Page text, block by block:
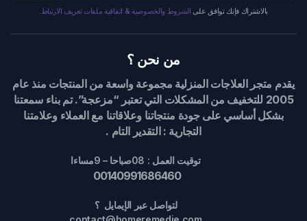
بالاشتراك فإنك توافق على الشروط والخصوصية & اتفاقية ملفات تعريف الارتباط.
من نحن ؟
يقدم متجر العلاجات المنزلية مجموعة واسعة من المنتجات منذ عام
2005 للتخفيف من المشكلات التي تعتبر “مزعجة”. تم بناء سمعتنا
بشكل أساسي على جودة منتجاتنا وعلاقاتنا مع العملاء وعلامتنا
التجارية : التقدير التام .
توقيت العمل : 08صباحا – 9مساءا
00140991686460
لتواصل عبر الإيمايل ؟